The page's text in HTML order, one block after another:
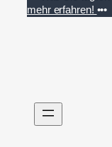
mehr erfahren! •••